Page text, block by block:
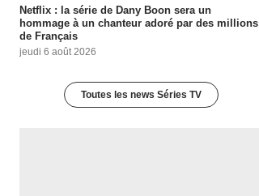
Netflix : la série de Dany Boon sera un
hommage à un chanteur adoré par des millions
de Français
jeudi 6 août 2026
Toutes les news Séries TV